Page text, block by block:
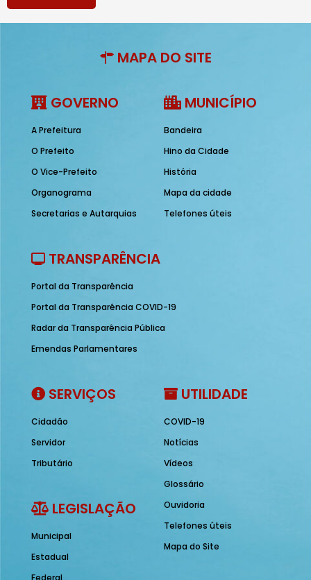
MAPA DO SITE
GOVERNO
A Prefeitura
O Prefeito
O Vice-Prefeito
Organograma
Secretarias e Autarquias
MUNICÍPIO
Bandeira
Hino da Cidade
História
Mapa da cidade
Telefones úteis
TRANSPARÊNCIA
Portal da Transparência
Portal da Transparência COVID-19
Radar da Transparência Pública
Emendas Parlamentares
SERVIÇOS
Cidadão
Servidor
Tributário
LEGISLAÇÃO
Municipal
Estadual
Federal
UTILIDADE
COVID-19
Notícias
Vídeos
Glossário
Ouvidoria
Telefones úteis
Mapa do Site